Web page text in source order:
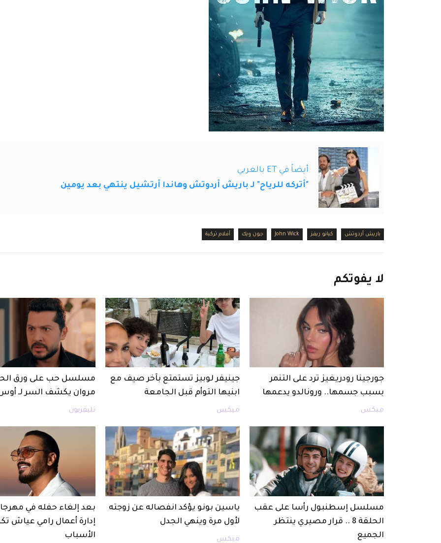
أيضاً في ET بالعربي
"أتركه للرياح" لـ باريش أردوتش وهاندا أرتشيل ينتهي بعد يومين
باريش أردوتش كيانو ريفز John Wick جون ويك أفلام تركية
لا يفوتكم
جورجينا رودريغيز ترد على التنمر
بسبب جسمها.. ورونالدو يدعمها
ميكس
جينيفر لوبيز تستمتع بآخر صيف مع
ابنيها التوأم قبل الجامعة
ميكس
مروان يكشف السر لـ
تليفزيون
مسلسل إسطنبول رأسا على عقب
الحلقة 8 .. قرار مصيري ينتظر
الجميع
ياسين بونو يؤكد انفصاله عن زوجته
لأول مرة وينهي الجدل
ميكس
بعد إلغاء حفله في
إدارة أعمال رامي عياش
الأسباب